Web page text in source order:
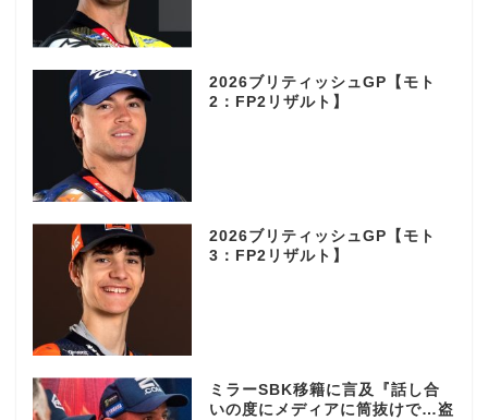
2026ブリティッシュGP【モト
2：FP2リザルト】
2026ブリティッシュGP【モト
3：FP2リザルト】
ミラーSBK移籍に言及『話し合
いの度にメディアに筒抜けで…盗